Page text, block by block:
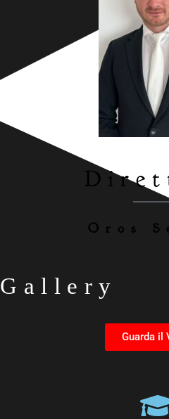
Oros
Gallery
Guarda il